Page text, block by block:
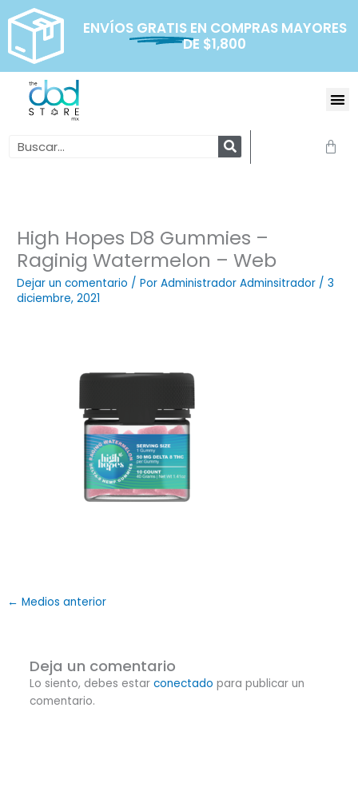
contenido
ENVÍOS GRATIS EN COMPRAS MAYORES
DE $1,800
Search
High Hopes D8 Gummies –
Raginig Watermelon – Web
Dejar un comentario / PorAdministrador Adminsitrador /3
diciembre, 2021
← Medios anterior
Deja un comentario
Lo siento, debes estar conectado para publicar un
comentario.